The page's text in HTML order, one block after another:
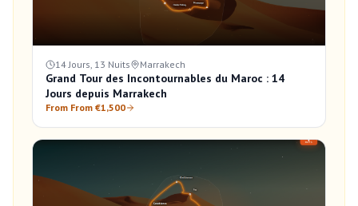
14 Jours, 13 Nuits Marrakech
Grand Tour des Incontournables du Maroc : 14
Jours depuis Marrakech
From From €1,500